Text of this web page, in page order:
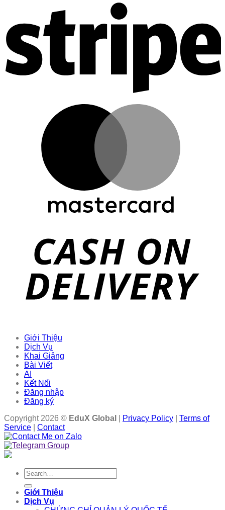
Giới Thiệu
Dịch Vụ
Khai Giảng
Bài Viết
AI
Kết Nối
Đăng nhập
Đăng ký
Copyright 2026 © EduX Global Privacy Policy
Terms of
Service
Contact
Search
for:
Giới Thiệu
Dịch Vụ